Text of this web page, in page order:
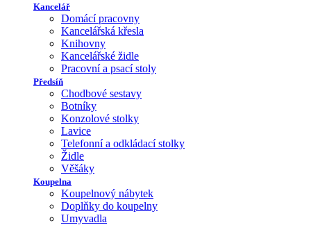
Kancelář
Domácí pracovny
Kancelářská křesla
Knihovny
Kancelářské židle
Pracovní a psací stoly
Předsíň
Chodbové sestavy
Botníky
Konzolové stolky
Lavice
Telefonní a odkládací stolky
Židle
Věšáky
Koupelna
Koupelnový nábytek
Doplňky do koupelny
Umyvadla